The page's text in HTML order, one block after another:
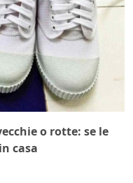
o rotte: se le
casa